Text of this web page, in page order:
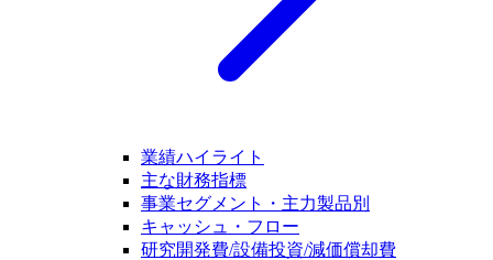
業績ハイライト
主な財務指標
事業セグメント・主力製品別
キャッシュ・フロー
研究開発費/設備投資/減価償却費